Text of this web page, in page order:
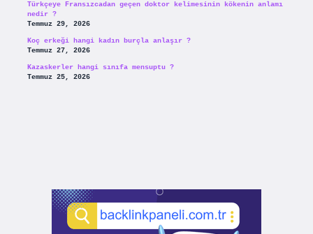
Türkçeye Fransızcadan geçen doktor kelimesinin kökenin anlamı
nedir ?
Temmuz 29, 2026
Koç erkeği hangi kadın burçla anlaşır ?
Temmuz 27, 2026
Kazaskerler hangi sınıfa mensuptu ?
Temmuz 25, 2026